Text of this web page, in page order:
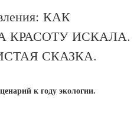
КАК
КРАСОТУ ИСКАЛА.
СКАЗКА.
к году экологии.